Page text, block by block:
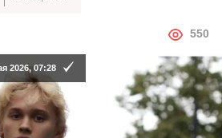
АВТОР
550
2026, 07:28